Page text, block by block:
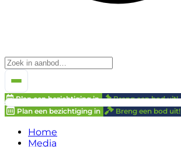
Plan een bezichtiging in Breng een bod uit!
Plan een bezichtiging in
Breng een bod uit!
Home
Media